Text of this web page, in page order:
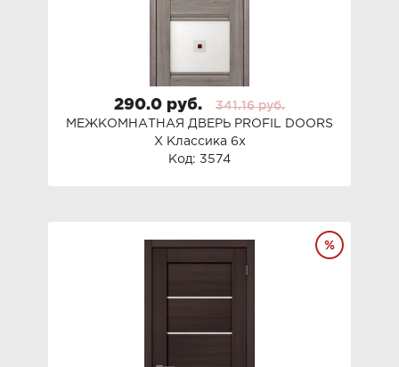
290.0 руб.
341.16 руб.
МЕЖКОМНАТНАЯ ДВЕРЬ PROFIL DOORS
Х Классика 6x
Код: 3574